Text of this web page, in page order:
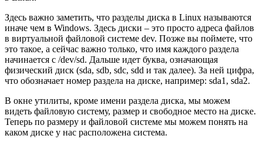
Здесь важно заметить, что разделы диска в Linux называются
иначе чем в Windows. Здесь диски – это просто адреса файлов
в виртуальной файловой системе dev. Позже вы поймете, что
это такое, а сейчас важно только, что имя каждого раздела
начинается с /dev/sd. Дальше идет буква, означающая
физический диск (sda, sdb, sdc, sdd и так далее). За ней цифра,
что обозначает номер раздела на диске, например: sda1, sda2.
В окне утилиты, кроме имени раздела диска, мы можем
видеть файловую систему, размер и свободное место на диске.
Теперь по размеру и файловой системе мы можем понять на
каком диске у нас расположена система.